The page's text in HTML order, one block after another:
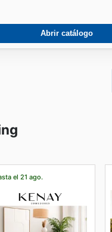
Abrir catálogo
el 21 ago.